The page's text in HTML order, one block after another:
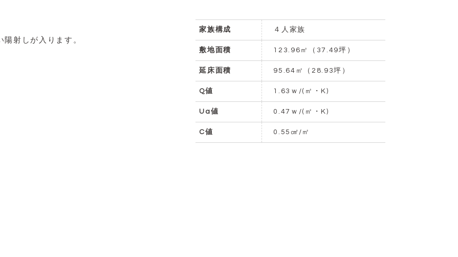
射しが入ります。
家族構成 ４人家族
敷地面積 123.96㎡（37.49坪）
延床面積 95.64㎡（28.93坪）
Q値 1.63ｗ/(㎡・K)
Ua値 0.47ｗ/(㎡・K)
C値 0.55㎤/㎡